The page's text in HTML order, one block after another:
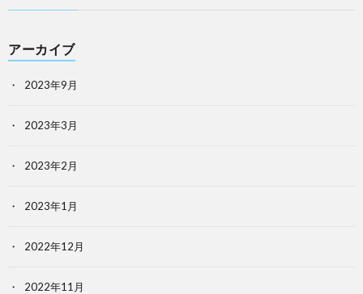
アーカイブ
2023年9月
2023年3月
2023年2月
2023年1月
2022年12月
2022年11月